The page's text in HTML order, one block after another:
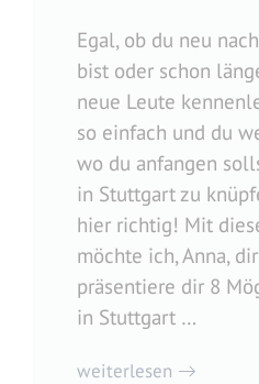
Egal, ob du neu
bist oder schon
neue Leute
so einfach und du
wo du anfangen
in Stuttgart zu
hier richtig! Mit
möchte ich, Anna,
präsentiere dir 8
in Stuttgart …
weiterlesen